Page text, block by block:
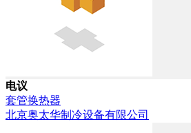
电议
套管换热器
北京奥太华制冷设备有限公司